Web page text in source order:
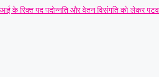
के रिक्त पद पदोन्नति और वेतन विसंगति को लेकर